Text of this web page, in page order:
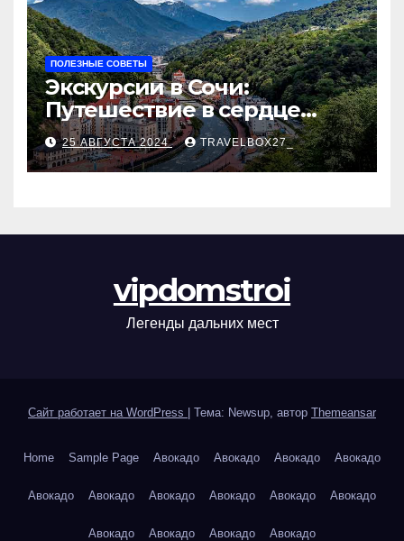
ПОЛЕЗНЫЕ СОВЕТЫ
Экскурсии в Сочи:
Путешествие в сердце
Черноморского курорта
25 АВГУСТА 2024 TRAVELBOX27_
vipdomstroi
Легенды дальних мест
Сайт работает на WordPress Тема: Newsup, автор Themeansar
Home Sample Page Авокадо Авокадо Авокадо Авокадо
Авокадо Авокадо Авокадо Авокадо Авокадо Авокадо
Авокадо Авокадо Авокадо Авокадо